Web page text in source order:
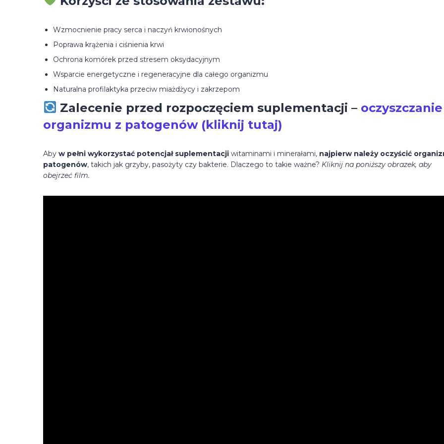
Wzmocnienie pracy serca i naczyń krwionośnych
Poprawa krążenia i ciśnienia krwi
Ochrona komórek przed stresem oksydacyjnym
Wsparcie energetyczne i regeneracyjne dla całego organizmu
Naturalna profilaktyka przeciw miażdżycy i zakrzepom
Zalecenie przed rozpoczęciem suplementacji – oczyszczanie
organizmu z patogenów (kliknij tutaj)
Aby w pełni wykorzystać potencjał suplementacji witaminami i minerałami, najpierw należy oczyścić
patogenów, takich jak grzyby, pasożyty czy bakterie. Dlaczego to takie ważne? Kliknij na poniższy obrazek, aby
obejrzeć film.